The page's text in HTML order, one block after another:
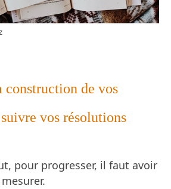
construction de vos
vos résolutions
pour progresser, il faut avoir